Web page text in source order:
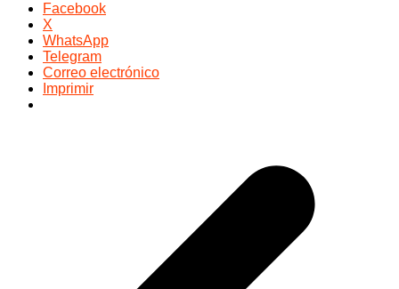
Facebook
X
WhatsApp
Telegram
Correo electrónico
Imprimir